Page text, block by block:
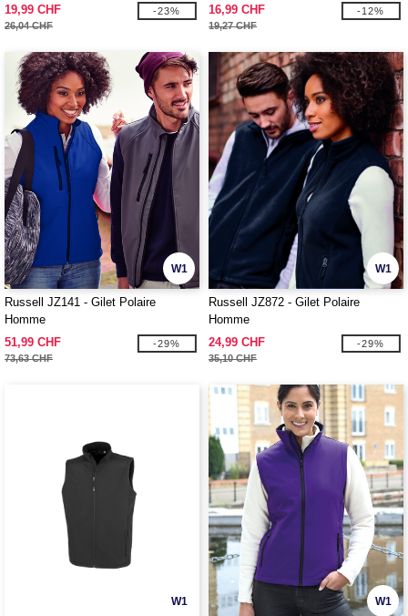
19,99 CHF
26,04 CHF
-23%
16,99 CHF
19,27 CHF
-12%
W1
Russell JZ141 - Gilet Polaire
Homme
51,99 CHF
73,63 CHF
-29%
W1
Russell JZ872 - Gilet Polaire
Homme
24,99 CHF
35,10 CHF
-29%
W1 W1